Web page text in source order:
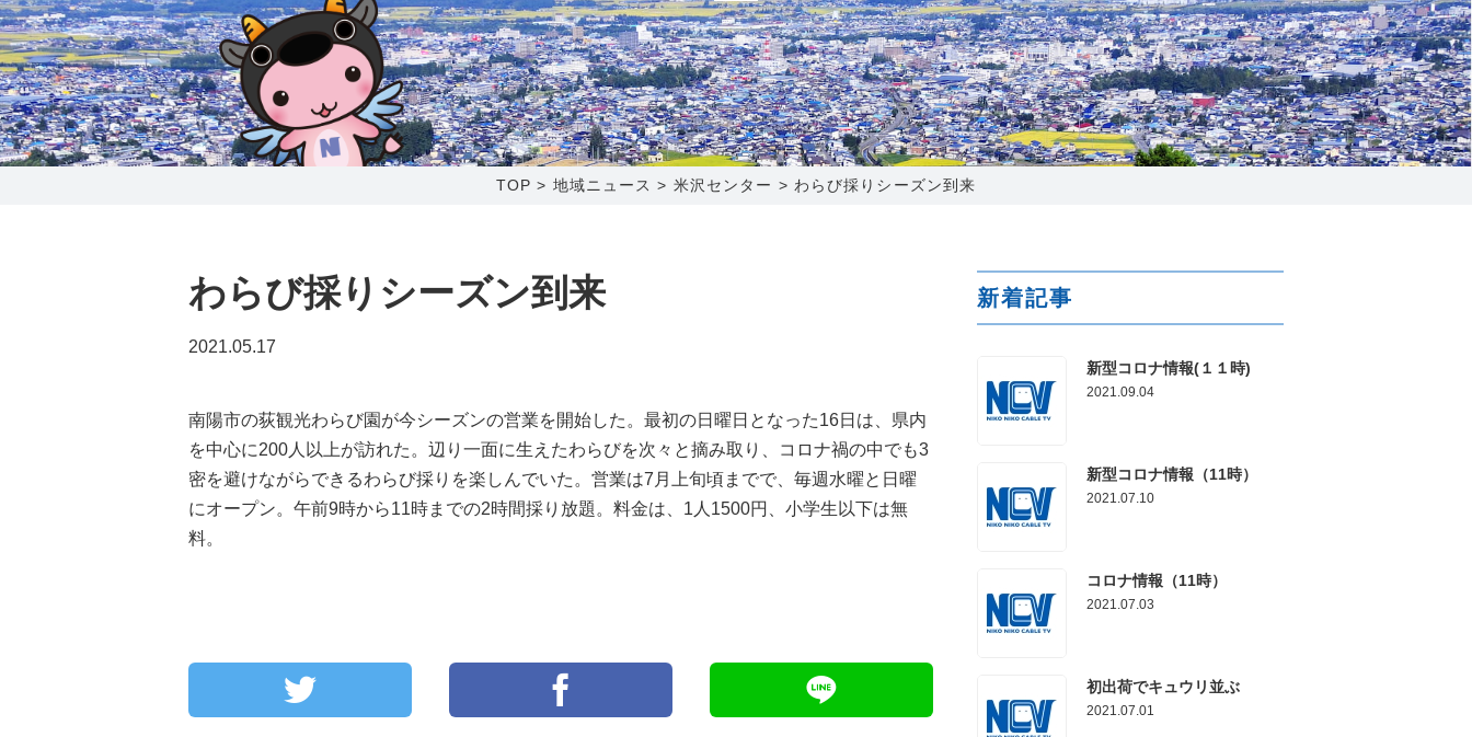
〒992-0044
山形県米沢市春日四丁目2-75
0238-24-2525
営業時間 9:00～18:00
〒960-8252
福島県福島市御山字一本松17-1-1
0120-173-577
営業時間 9:15～18:00
北海道函館市桔梗町379-31
0138-34-2525
営業時間 9:00～18:00
新潟県新潟市西区山田2310-39
025-210-1200
営業時間 9:00～18:00
〒992-0044
山形県米沢市春日四丁目2-75
0238-24-2525
営業時間 9:00～18:00
〒960-8252
福島県福島市御山字一本松17-1-1
0120-173-577
営業時間 9:15～18:00
番組情報
〒041-0801
北海道函館市桔梗町379-31
0138-34-2525
営業時間 9:00～18:00
番組情報
〒950-1189
新潟県新潟市西区山田2310-39
025-210-1200
営業時間 9:00～18:00
TOP > 地域ニュース > 米沢センター > わらび採りシーズン到来
わらび採りシーズン到来
2021.05.17
南陽市の荻観光わらび園が今シーズンの営業を開始した。最初の日曜日となった16日は、県内
を中心に200人以上が訪れた。辺り一面に生えたわらびを次々と摘み取り、コロナ禍の中でも3
密を避けながらできるわらび採りを楽しんでいた。営業は7月上旬頃までで、毎週水曜と日曜
にオープン。午前9時から11時までの2時間採り放題。料金は、1人1500円、小学生以下は無
料。
新着記事
新型コロナ情報(１１時)
2021.09.04
新型コロナ情報（11時）
2021.07.10
コロナ情報（11時）
2021.07.03
初出荷でキュウリ並ぶ
2021.07.01